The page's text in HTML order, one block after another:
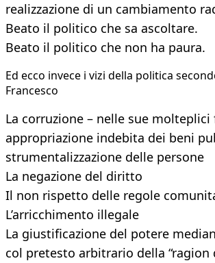
realizzazione di un cambiamento
Beato il politico che sa ascoltare.
Beato il politico che non ha paura.
Ed ecco invece i vizi della politica
Francesco
La corruzione – nelle sue
appropriazione indebita dei beni
strumentalizzazione delle persone
La negazione del diritto
Il non rispetto delle regole
L’arricchimento illegale
La giustificazione del potere
col pretesto arbitrario della “ragion